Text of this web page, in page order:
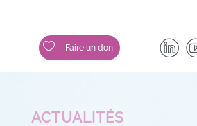
 Faire un don